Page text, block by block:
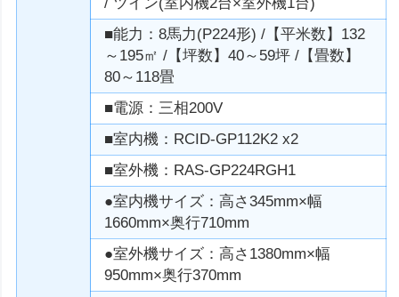
■能力：8馬力(P224形) /【平米数】132
～195㎡ /【坪数】40～59坪 /【畳数】
80～118畳
■電源：三相200V
■室内機：RCID-GP112K2 x2
■室外機：RAS-GP224RGH1
●室内機サイズ：高さ345mm×幅
1660mm×奥行710mm
●室外機サイズ：高さ1380mm×幅
950mm×奥行370mm